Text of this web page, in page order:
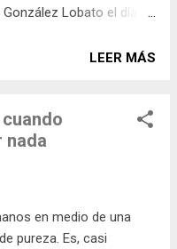
González Lobato el día 27
la igualdad jurídica
en nuestras
a la sociedad por qué
jurídico. Estuvieron
Abogada y
LEER MÁS
nada
en medio de una
pureza. Es, casi